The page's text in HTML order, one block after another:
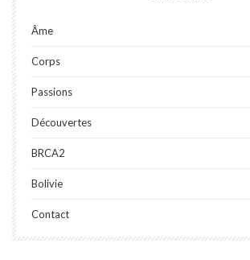
Âme
Corps
Passions
Découvertes
BRCA2
Bolivie
Contact